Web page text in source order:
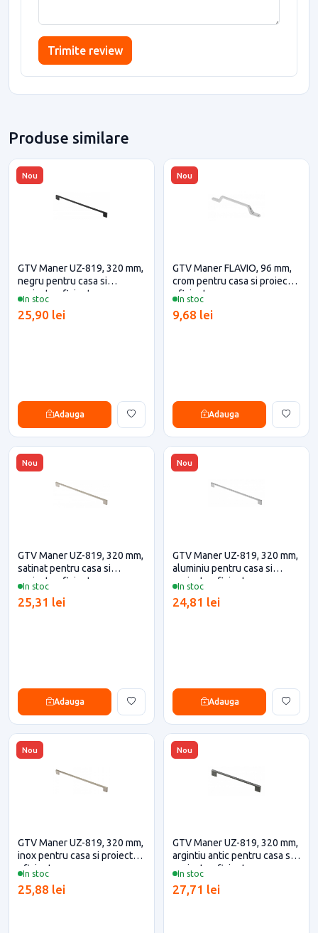
Trimite review
Produse similare
Nou
In stoc
GTV Maner UZ-819, 320 mm,
negru pentru casa si
proiecte eficiente
25,90 lei
Adauga
Nou
In stoc
GTV Maner FLAVIO, 96 mm,
crom pentru casa si proiecte
eficiente
9,68 lei
Adauga
Nou
In stoc
GTV Maner UZ-819, 320 mm,
satinat pentru casa si
proiecte eficiente
25,31 lei
Adauga
Nou
In stoc
GTV Maner UZ-819, 320 mm,
aluminiu pentru casa si
proiecte eficiente
24,81 lei
Adauga
Nou
In stoc
GTV Maner UZ-819, 320 mm,
inox pentru casa si proiecte
eficiente
25,88 lei
Nou
In stoc
GTV Maner UZ-819, 320 mm,
argintiu antic pentru casa si
proiecte eficiente
27,71 lei